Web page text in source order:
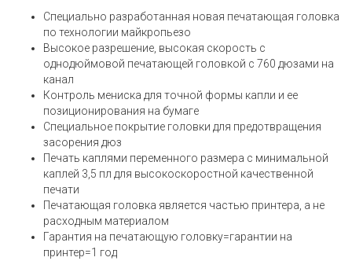
Специально разработанная новая печатающая головка
по технологии майкропьезо
Высокое разрешение, высокая скорость с
однодюймовой печатающей головкой с 760 дюзами на
канал
Контроль мениска для точной формы капли и ее
позиционирования на бумаге
Специальное покрытие головки для предотвращения
засорения дюз
Печать каплями переменного размера с минимальной
каплей 3,5 пл для высокоскоростной качественной
печати
Печатающая головка является частью принтера, а не
расходным материалом
Гарантия на печатающую головку=гарантии на
принтер=1 год